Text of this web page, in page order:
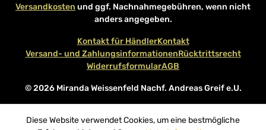
Versandkosten und ggf. Nachnahmegebühren, wenn nicht
anders angegeben.
© 2026 Miranda Weissenfeld Nachf. Andreas Greif e.U.
Kontakt für HändlerKontakt
Versand- und ZahlungsinformationenRücktrittsrecht
WiderrufsformularAGB
Diese Website verwendet Cookies, um eine bestmögliche